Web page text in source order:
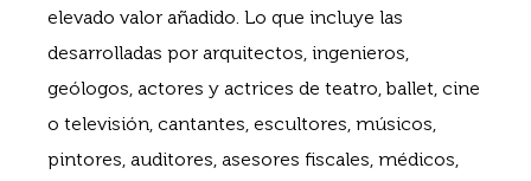
elevado valor añadido. Lo que incluye las
desarrolladas por arquitectos, ingenieros,
geólogos, actores y actrices de teatro, ballet, cine
o televisión, cantantes, escultores, músicos,
pintores, auditores, asesores fiscales, médicos,